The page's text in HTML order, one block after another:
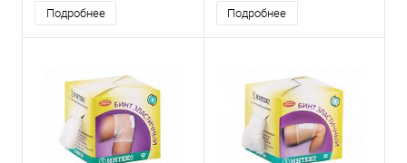
Подробнее Подробнее